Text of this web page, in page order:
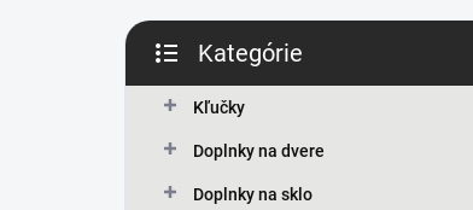
B
č
kategórie
Kategórie
Kľučky
Doplnky na dvere
Doplnky na sklo